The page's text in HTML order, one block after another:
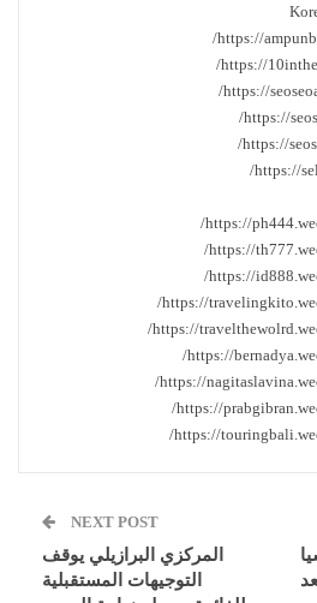
https://
https://
https://
https://
https://
https://
https://
https://
https://
https://
https://
https://
https://
https://
https://
NEXT POST
المركزي البرازيلي يوقف
التوجيهات المستقبلية